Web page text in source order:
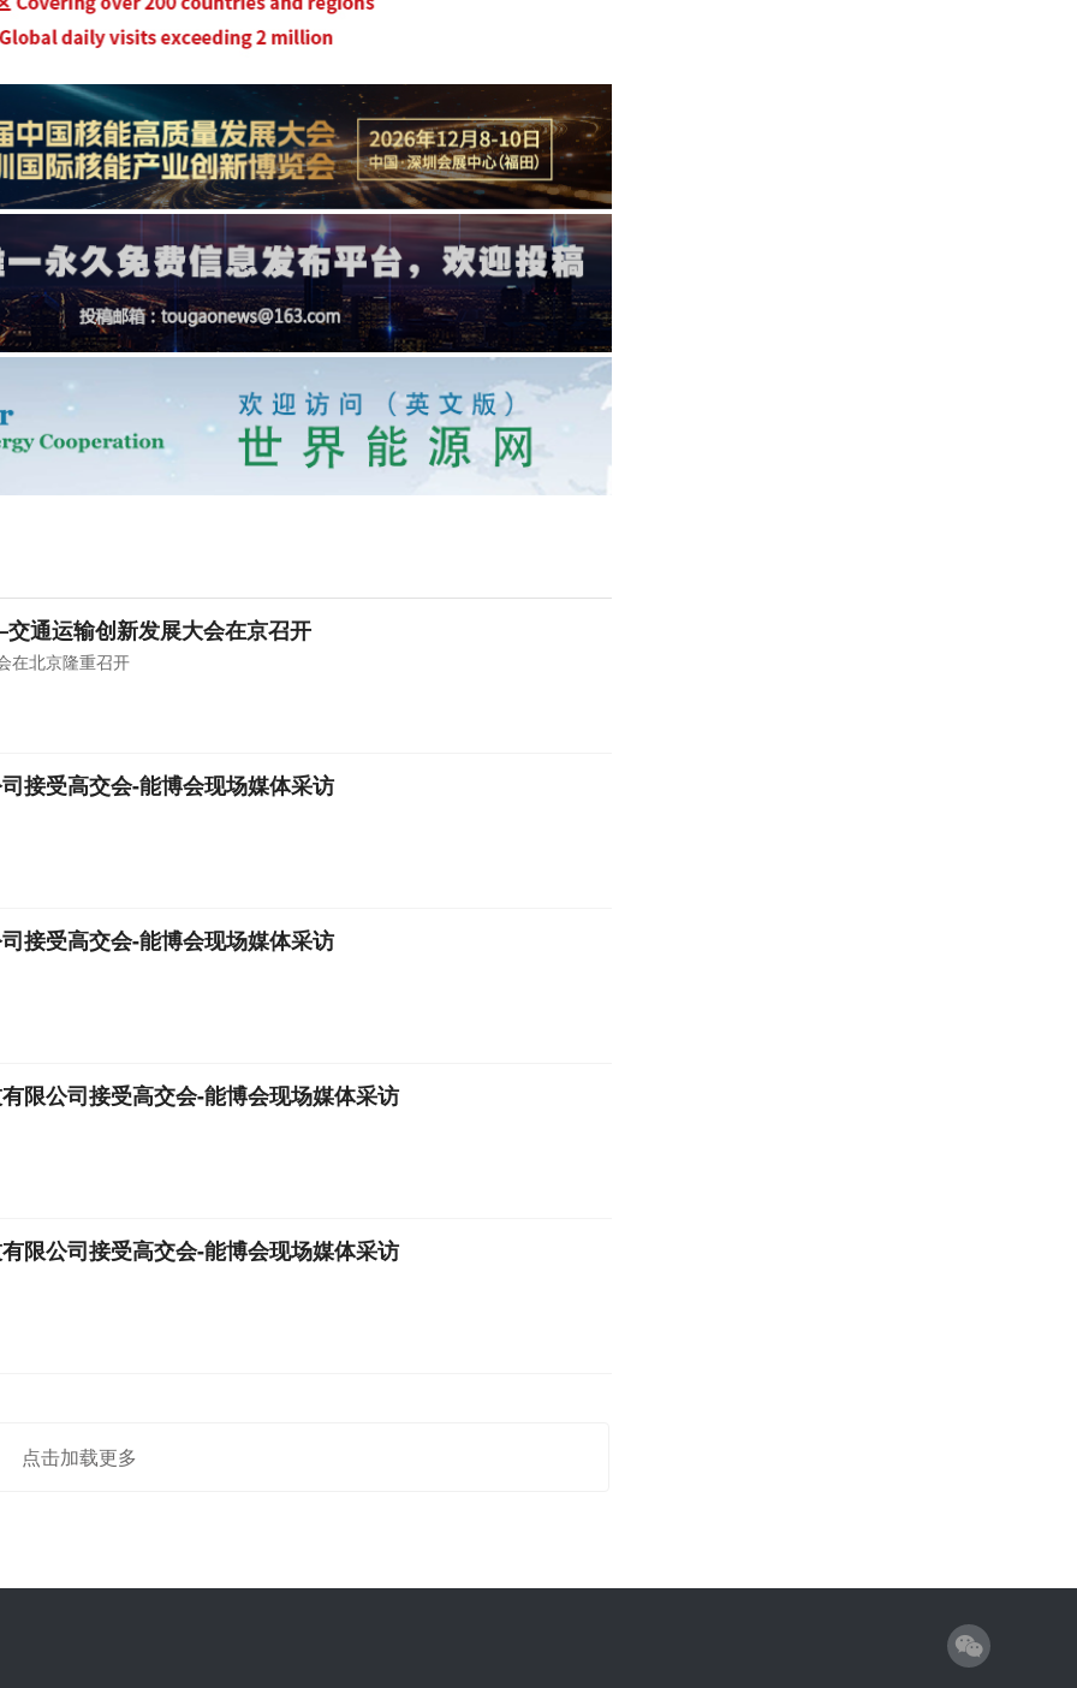
通运输创新发展大会在京召开
在北京隆重召开
接受高交会-能博会现场媒体采访
接受高交会-能博会现场媒体采访
限公司接受高交会-能博会现场媒体采访
限公司接受高交会-能博会现场媒体采访